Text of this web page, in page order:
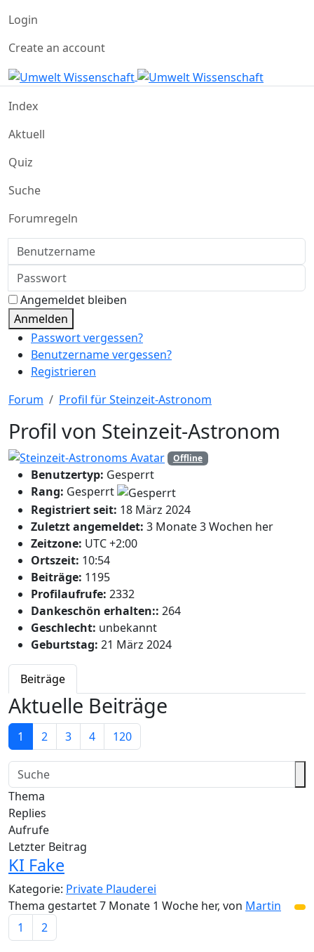
Login
Create an account
Index
Aktuell
Quiz
Suche
Forumregeln
Benutzername
Passwort
Angemeldet bleiben
Anmelden
Passwort vergessen?
Benutzername vergessen?
Registrieren
Forum
Profil für Steinzeit-Astronom
Profil von Steinzeit-Astronom
Offline
Benutzertyp: Gesperrt
Rang: Gesperrt
Registriert seit: 18 März 2024
Zuletzt angemeldet: 3 Monate 3 Wochen her
Zeitzone: UTC +2:00
Ortszeit: 10:54
Beiträge: 1195
Profilaufrufe: 2332
Dankeschön erhalten:: 264
Geschlecht: unbekannt
Geburtstag: 21 März 2024
Beiträge
Aktuelle Beiträge
1 2 3 4 120
Thema
Replies
Aufrufe
Letzter Beitrag
KI Fake
Kategorie: Private Plauderei
Thema gestartet 7 Monate 1 Woche her, von Martin
1
2